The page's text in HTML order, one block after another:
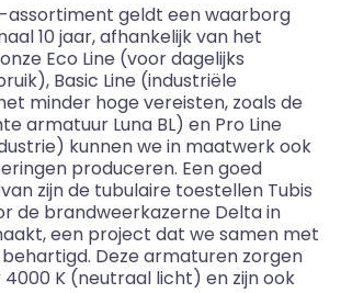
assortiment geldt een waarborg
10 jaar, afhankelijk van het
Eco Line (voor dagelijks
Basic Line (industriële
minder hoge vereisten, zoals de
armatuur Luna BL) en Pro Line
kunnen we in maatwerk ook
produceren. Een goed
zijn de tubulaire toestellen Tubis
de brandweerkazerne Delta in
een project dat we samen met
Deze armaturen zorgen
K (neutraal licht) en zijn ook